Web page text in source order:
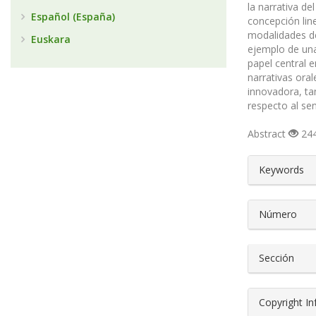
la narrativa
concepción
modalidades
ejemplo de
papel central
narrativas
innovadora,
respecto al
Abstract
Keywords
Número
Sección
Copyright
Español (España)
Euskara